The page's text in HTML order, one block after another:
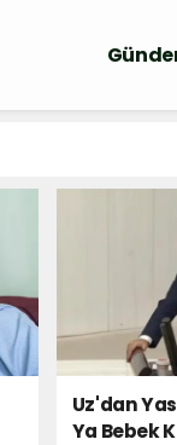
Uz'dan
Ya Bebek